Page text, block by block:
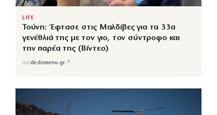
LIFE
Τούνη: Έφτασε στις Μαλδίβες για τα 33α
γενέθλιά της με τον γιο, τον σύντροφο και
την παρέα της (Βίντεο)
απόdedomeno.gr ↗